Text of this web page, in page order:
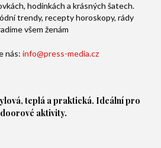
hodinkách a krásných šatech.
trendy, recepty horoskopy, rády
všem ženám
nás: info@press-media.cz
teplá a praktická. Ideální pro
aktivity.